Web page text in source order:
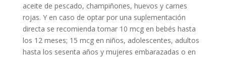
aceite de pescado, champiñones, huevos y carnes
rojas. Y en caso de optar por una suplementación
directa se recomienda tomar 10 mcg en bebés hasta
los 12 meses; 15 mcg en niños, adolescentes, adultos
hasta los sesenta años y mujeres embarazadas o en